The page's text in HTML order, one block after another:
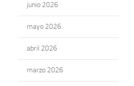
junio 2026
mayo 2026
abril 2026
marzo 2026